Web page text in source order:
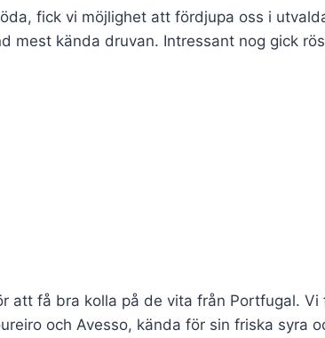
fick vi möjlighet att fördjupa oss i
kända druvan. Intressant nog gick
att få bra kolla på de vita från Portfugal.
och Avesso, kända för sin friska syra